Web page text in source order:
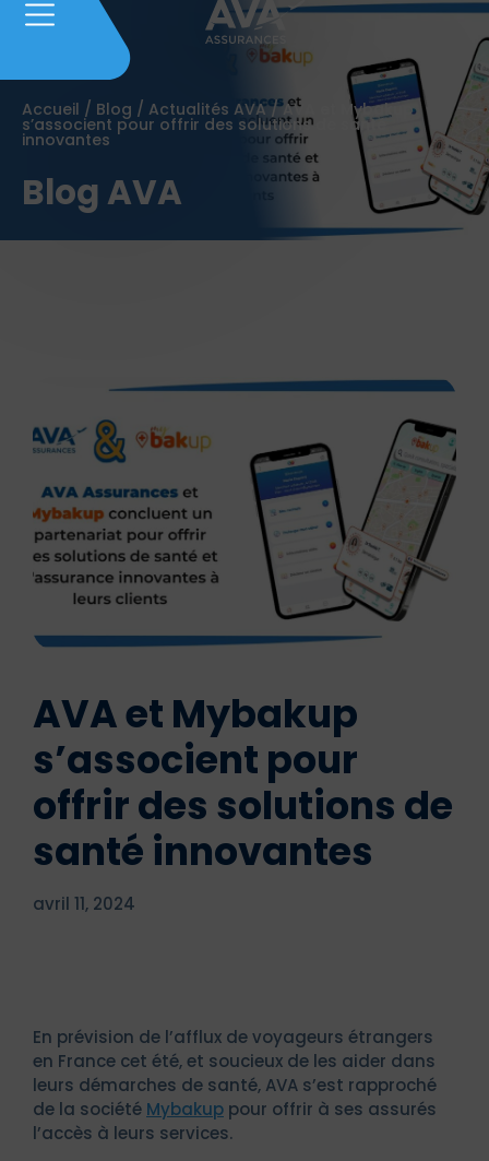
Accueil / Blog / Actualités AVA/AVA et Mybakup
s’associent pour offrir des solutions de santé
innovantes
Blog AVA
AVA et Mybakup
s’associent pour
offrir des solutions de
santé innovantes
avril 11, 2024
En prévision de l’afflux de voyageurs étrangers
en France cet été, et soucieux de les aider dans
leurs démarches de santé, AVA s’est rapproché
de la société Mybakup pour offrir à ses assurés
l’accès à leurs services.